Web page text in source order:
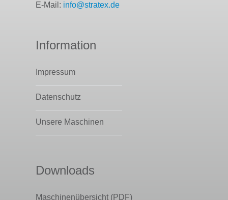
E-Mail: info@stratex.de
Information
Impressum
Datenschutz
Unsere Maschinen
Downloads
Maschinenübersicht (PDF)